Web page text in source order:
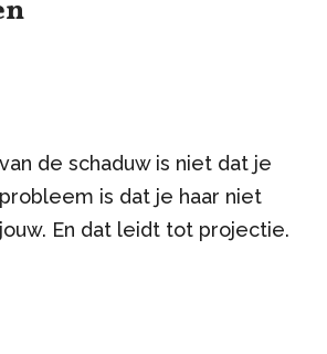
de schaduw is niet dat je
is dat je haar niet
En dat leidt tot projectie.